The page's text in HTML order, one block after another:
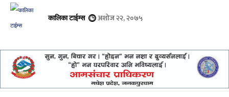
कालिका टाईम्स अशोज २२, २०७५